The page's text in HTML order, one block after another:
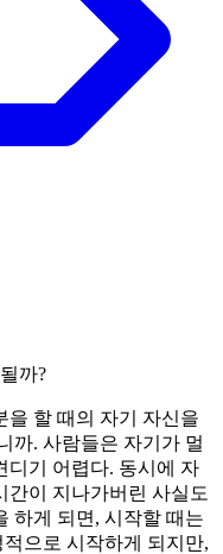
까?
을 할 때의 자기 자신을
까. 사람들은 자기가 멀
디기 어렵다. 동시에 자
간이 지나가버린 사실도
하게 되면, 시작할 때는
으로 시작하게 되지만,